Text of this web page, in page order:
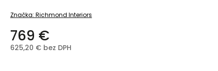
Značka: Richmond Interiors
769 €
625,20 € bez DPH